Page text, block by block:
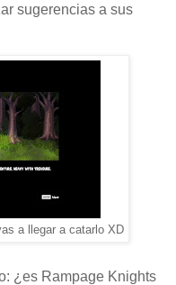
sugerencias a sus
a llegar a catarlo XD
¿es Rampage Knights